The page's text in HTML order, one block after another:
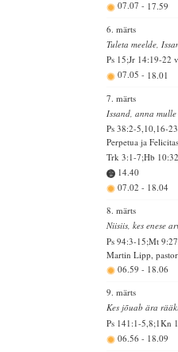
07.07- 17.59
6. märts
Tuleta meelde,
Ps 15;Jr 14:19-22
07.05- 18.01
7. märts
Issand, anna
Ps 38:2-5,10,16-
Perpetua ja
Trk 3:1-7;Hb
14.40
07.02- 18.04
8. märts
Niisiis, kes enese
Ps 94:3-15;Mt
Martin Lipp,
06.59- 18.06
9. märts
Kes jõuab ära
Ps 141:1-5,8;1Kn
06.56- 18.09